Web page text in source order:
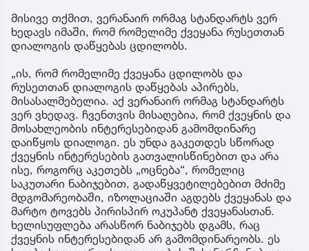
მისივე თქმით, ვერანაირ ორმაგ სტანდარტს ვერ
ხედავს იმაში, რომ რომელიმე ქვეყანა რუსეთთან
დიალოგის დაწყებას ცდილობს.
„ის, რომ რომელიმე ქვეყანა ცდილობს და
რუსეთთან დიალოგის დაწყებას აპირებს,
მისასალმებელია. აქ ვერანაირ ორმაგ სტანდარტს
ვერ ვხედავ. ჩვენთვის მისაღებია, რომ ქვეყნის და
მოსახლეობის ინტერესებიდან გამომდინარე
დაიწყოს დიალოგი. ეს უნდა გაკეთდეს სწორად
ქვეყნის ინტერესების გათვალისწინებით და არა
ისე, როგორც აკეთებს „ოცნება“, რომელიც
საკუთარი ნაბიჯებით, გადაწყვეტილებებით მძიმე
მდგომარეობაში, იზოლაციაში აგდებს ქვეყანას და
მარტო ტოვებს პირისპირ ოკუპანტ ქვეყანასთან.
ხელისუფლება არასწორ ნაბიჯებს დგამს, რაც
ქვეყნის ინტერესებიდან არ გამომდინარეობს. ეს